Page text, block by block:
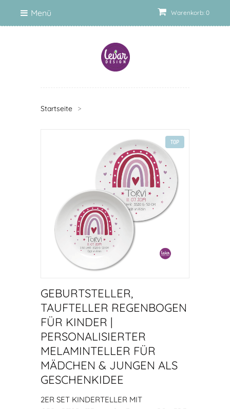
Warenkorb: 0
Menü
Startseite >
TOP
GEBURTSTELLER,
TAUFTELLER REGENBOGEN
FÜR KINDER |
PERSONALISIERTER
MELAMINTELLER FÜR
MÄDCHEN & JUNGEN ALS
GESCHENKIDEE
2ER SET KINDERTELLER MIT